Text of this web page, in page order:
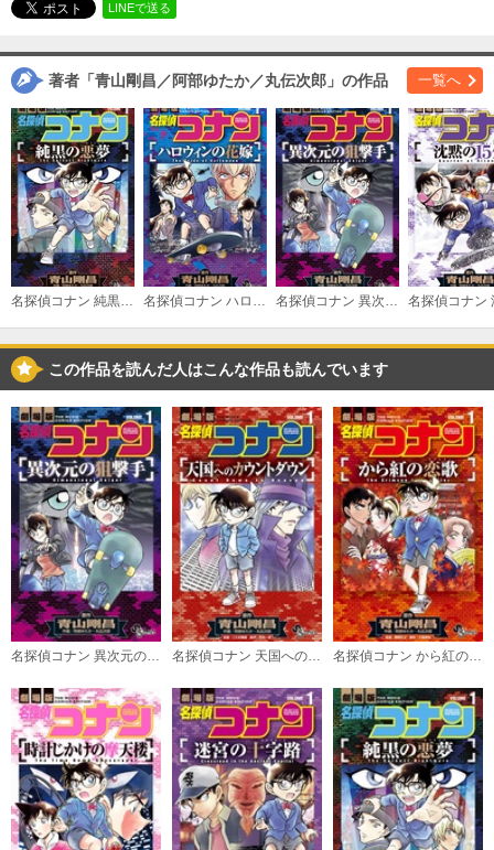
購入する
（３）
必要ポイント：480
購入する
LINEで送る
著者「青山剛昌／阿部ゆたか／丸伝次郎」の作品 一覧へ
この作品を読んだ人はこんな作品も読んでいます